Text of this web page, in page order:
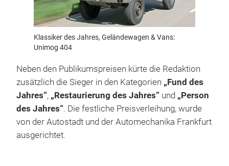
Klassiker des Jahres, Geländewagen & Vans:
Unimog 404
Neben den Publikumspreisen kürte die Redaktion
zusätzlich die Sieger in den Kategorien „Fund des
Jahres“, „Restaurierung des Jahres“ und „Person
des Jahres“. Die festliche Preisverleihung, wurde
von der Autostadt und der Automechanika Frankfurt
ausgerichtet.